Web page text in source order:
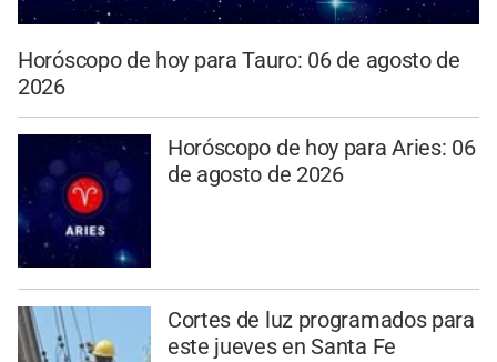
Horóscopo de hoy para Tauro: 06 de agosto de
2026
Horóscopo de hoy para Aries: 06
de agosto de 2026
Cortes de luz programados para
este jueves en Santa Fe